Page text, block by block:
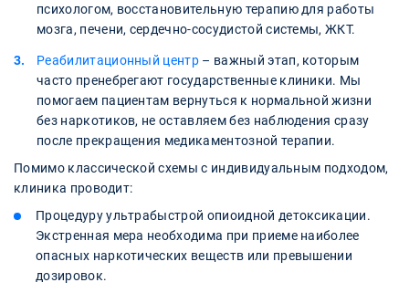
психологом, восстановительную терапию для работы
мозга, печени, сердечно-сосудистой системы, ЖКТ.
Реабилитационный центр – важный этап, которым
часто пренебрегают государственные клиники. Мы
помогаем пациентам вернуться к нормальной жизни
без наркотиков, не оставляем без наблюдения сразу
после прекращения медикаментозной терапии.
Помимо классической схемы с индивидуальным подходом,
клиника проводит:
Процедуру ультрабыстрой опиоидной детоксикации.
Экстренная мера необходима при приеме наиболее
опасных наркотических веществ или превышении
дозировок.